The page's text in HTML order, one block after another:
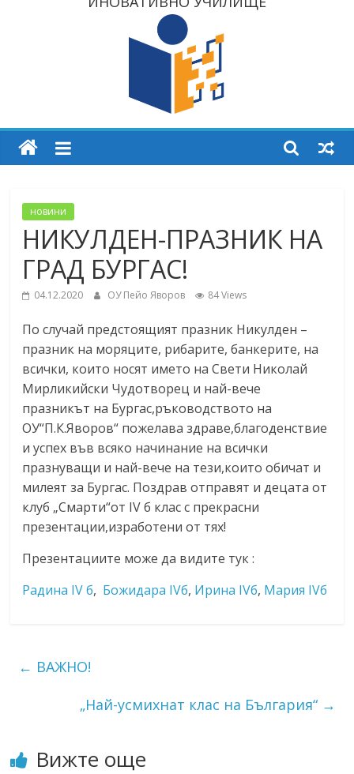
новини
НИКУЛДЕН-ПРАЗНИК НА
ГРАД БУРГАС!
04.12.2020 ОУ Пейо Яворов 84 Views
По случай предстоящият празник Никулден –
празник на моряците, рибарите, банкерите, на
всички, които носят името на Свети Николай
Мирликийски Чудотворец и най-вече
празникът на Бургас,ръководството на
ОУ“П.К.Яворов“ пожелава здраве,благоденствие
и успех във всяко начинание на всички
празнуващи и най-вече на тези,които обичат и
милеят за Бургас. Поздрав отправят и децата от
клуб „Смарти“от IV б клас с прекрасни
презентации,изработени от тях!
Презентациите може да видите тук :
Радина IV б, Божидара IVб, Ирина IVб, Мария IVб
← ВАЖНО!
„Най-усмихнат клас на България“ →
Вижте още